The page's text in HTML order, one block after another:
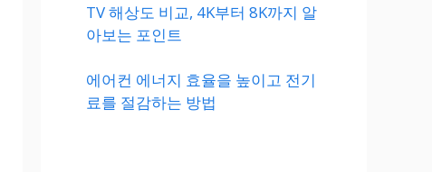
TV 해상도 비교, 4K부터 8K까지 알
아보는 포인트
에어컨 에너지 효율을 높이고 전기
료를 절감하는 방법